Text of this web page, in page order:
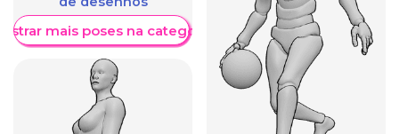
mais poses na categoria